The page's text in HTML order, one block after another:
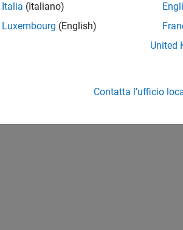
Italia (Italiano)
Luxembourg (English)
United
Contatta l’ufficio